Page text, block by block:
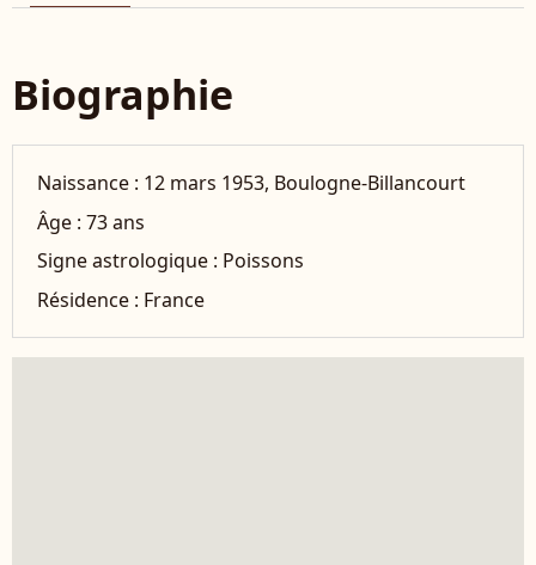
Biographie
Naissance : 12 mars 1953, Boulogne-Billancourt
Âge :73 ans
Signe astrologique : Poissons
Résidence : France